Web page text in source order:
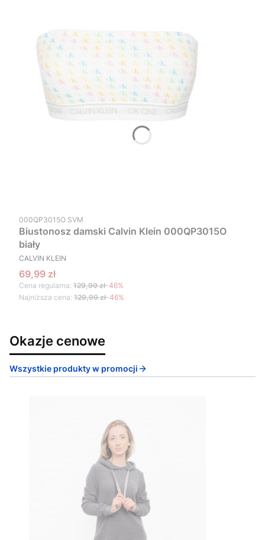
Kod produktu
000QP3015O SVM
Biustonosz damski Calvin Klein 000QP3015O
biały
PRODUCENT
CALVIN KLEIN
Cena promocyjna
69,99 zł
Cena regularna: 129,99 zł-46%
Najniższa cena: 129,99 zł-46%
Okazje cenowe
Wszystkie produkty w promocji